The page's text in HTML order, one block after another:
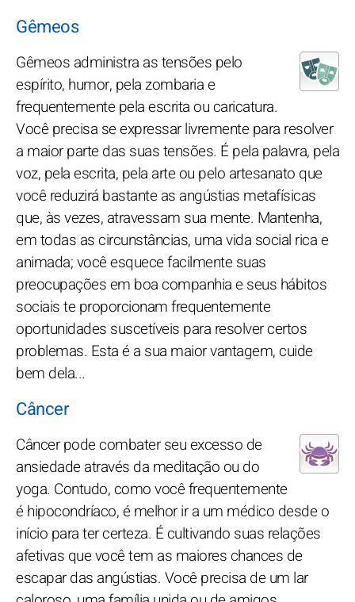
Gêmeos
Gêmeos administra as tensões pelo
espírito, humor, pela zombaria e
frequentemente pela escrita ou caricatura.
Você precisa se expressar livremente para resolver
a maior parte das suas tensões. É pela palavra, pela
voz, pela escrita, pela arte ou pelo artesanato que
você reduzirá bastante as angústias metafísicas
que, às vezes, atravessam sua mente. Mantenha,
em todas as circunstâncias, uma vida social rica e
animada; você esquece facilmente suas
preocupações em boa companhia e seus hábitos
sociais te proporcionam frequentemente
oportunidades suscetíveis para resolver certos
problemas. Esta é a sua maior vantagem, cuide
bem dela...
Câncer
Câncer pode combater seu excesso de
ansiedade através da meditação ou do
yoga. Contudo, como você frequentemente
é hipocondríaco, é melhor ir a um médico desde o
início para ter certeza. É cultivando suas relações
afetivas que você tem as maiores chances de
escapar das angústias. Você precisa de um lar